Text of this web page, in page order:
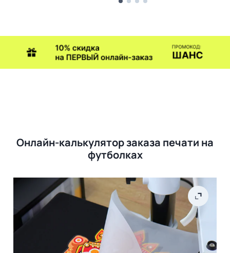
Онлайн-калькулятор заказа печати на
футболках